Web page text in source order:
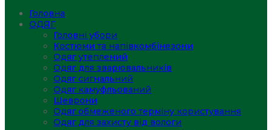
Головна
ОДЯГ
Головні убори
Костюми та напівкомбінезони
Одяг утеплений
Одяг для зварювальників
Одяг сигнальний
Одяг камуфльований
Шеврони
Одяг обмеженого терміну користування
Одяг для захисту від вологи